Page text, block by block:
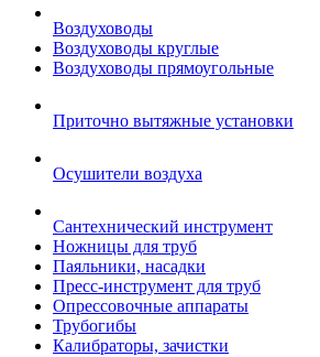
Воздуховоды
Воздуховоды круглые
Воздуховоды прямоугольные
Приточно вытяжные установки
Осушители воздуха
Сантехнический инструмент
Ножницы для труб
Паяльники, насадки
Пресс-инструмент для труб
Опрессовочные аппараты
Трубогибы
Калибраторы, зачистки